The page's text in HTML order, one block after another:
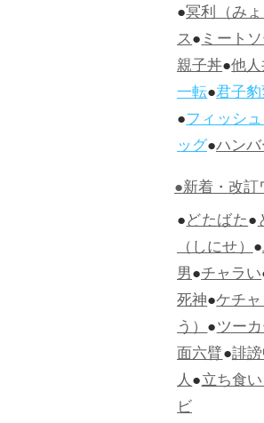
●冥利（み
ス●ミート
親子丼●他
一転●君子
●フィッシ
ッグ●ハン
●新着・改訂
●どたばた●
（しにせ）●
男●チャラい
死神●ケチ
う）●ツー
面六臂●誹
人●立ち食
ビ